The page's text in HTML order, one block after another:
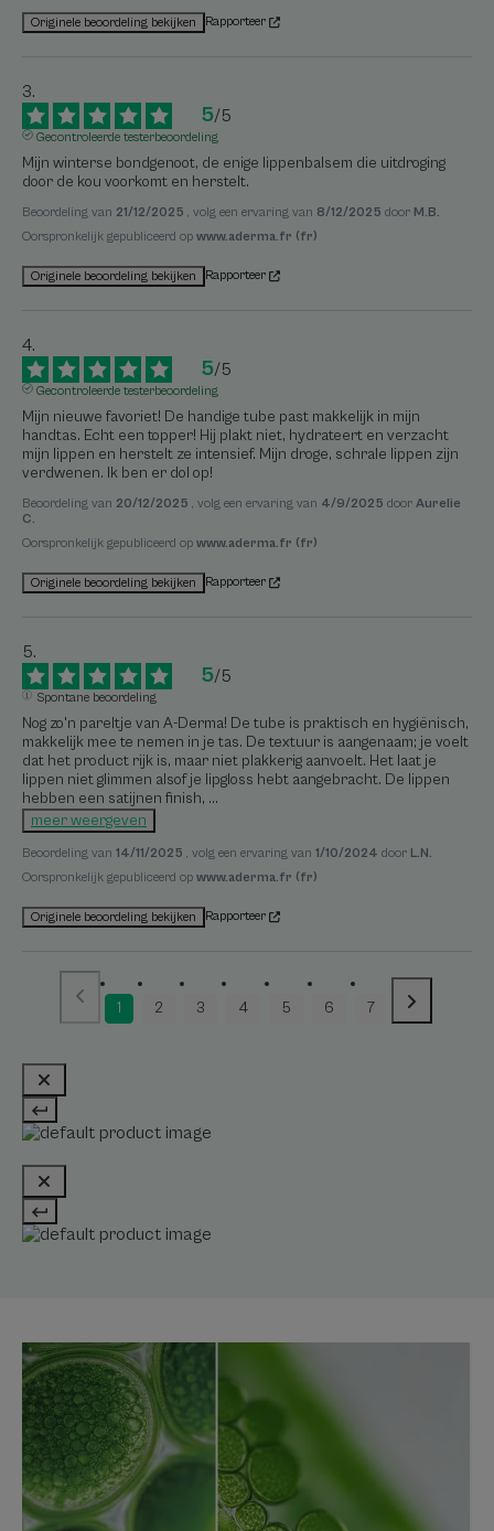
Originele beoordeling bekijken Rapporteer
5/5
Gecontroleerde testerbeoordeling
Mijn winterse bondgenoot, de enige lippenbalsem die uitdroging
door de kou voorkomt en herstelt.
Beoordeling van 21/12/2025 , volg een ervaring van 8/12/2025 door M.B.
Oorspronkelijk gepubliceerd op www.aderma.fr (fr)
Originele beoordeling bekijken Rapporteer
5/5
Gecontroleerde testerbeoordeling
Mijn nieuwe favoriet! De handige tube past makkelijk in mijn
handtas. Echt een topper! Hij plakt niet, hydrateert en verzacht
mijn lippen en herstelt ze intensief. Mijn droge, schrale lippen zijn
verdwenen. Ik ben er dol op!
Beoordeling van 20/12/2025 , volg een ervaring van 4/9/2025 door Aurelie
C.
Oorspronkelijk gepubliceerd op www.aderma.fr (fr)
Originele beoordeling bekijken Rapporteer
5/5
Spontane beoordeling
Nog zo'n pareltje van A-Derma! De tube is praktisch en hygiënisch,
makkelijk mee te nemen in je tas. De textuur is aangenaam; je voelt
dat het product rijk is, maar niet plakkerig aanvoelt. Het laat je
lippen niet glimmen alsof je lipgloss hebt aangebracht. De lippen
hebben een satijnen finish, ...
meer weergeven
Beoordeling van 14/11/2025 , volg een ervaring van 1/10/2024 door L.N.
Oorspronkelijk gepubliceerd op www.aderma.fr (fr)
Originele beoordeling bekijken Rapporteer
1 2 3 4 5 6 7